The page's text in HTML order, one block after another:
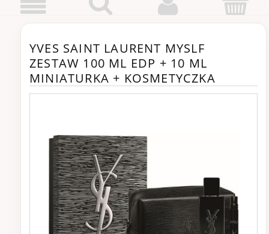
YVES SAINT LAURENT MYSLF
ZESTAW 100 ML EDP + 10 ML
MINIATURKA + KOSMETYCZKA